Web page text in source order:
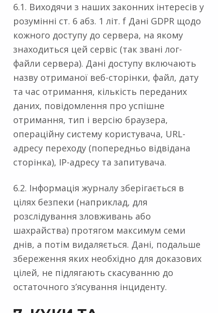
6.1. Виходячи з наших законних інтересів у
розумінні ст. 6 абз. 1 літ. f Дані GDPR щодо
кожного доступу до сервера, на якому
знаходиться цей сервіс (так звані лог-
файли сервера). Дані доступу включають
назву отриманої веб-сторінки, файл, дату
та час отримання, кількість переданих
даних, повідомлення про успішне
отримання, тип і версію браузера,
операційну систему користувача, URL-
адресу переходу (попередньо відвідана
сторінка), IP-адресу та запитувача.
6.2. Інформація журналу зберігається в
цілях безпеки (наприклад, для
розслідування зловживань або
шахрайства) протягом максимум семи
днів, а потім видаляється. Дані, подальше
збереження яких необхідно для доказових
цілей, не підлягають скасуванню до
остаточного з’ясування інциденту.